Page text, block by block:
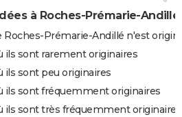
à Roches-Prémarie-
Roches-Prémarie-Andillé n'est
ils sont rarement originaires
ils sont peu originaires
ils sont fréquemment originaires
sont très fréquemment originaires